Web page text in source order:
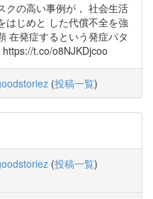
クの高い事例が， 社会生活
はじめと した代償不全を強
在発症するという発症パタ
https://t.co/o8NJKDjcoo
(投稿一覧)
(投稿一覧)